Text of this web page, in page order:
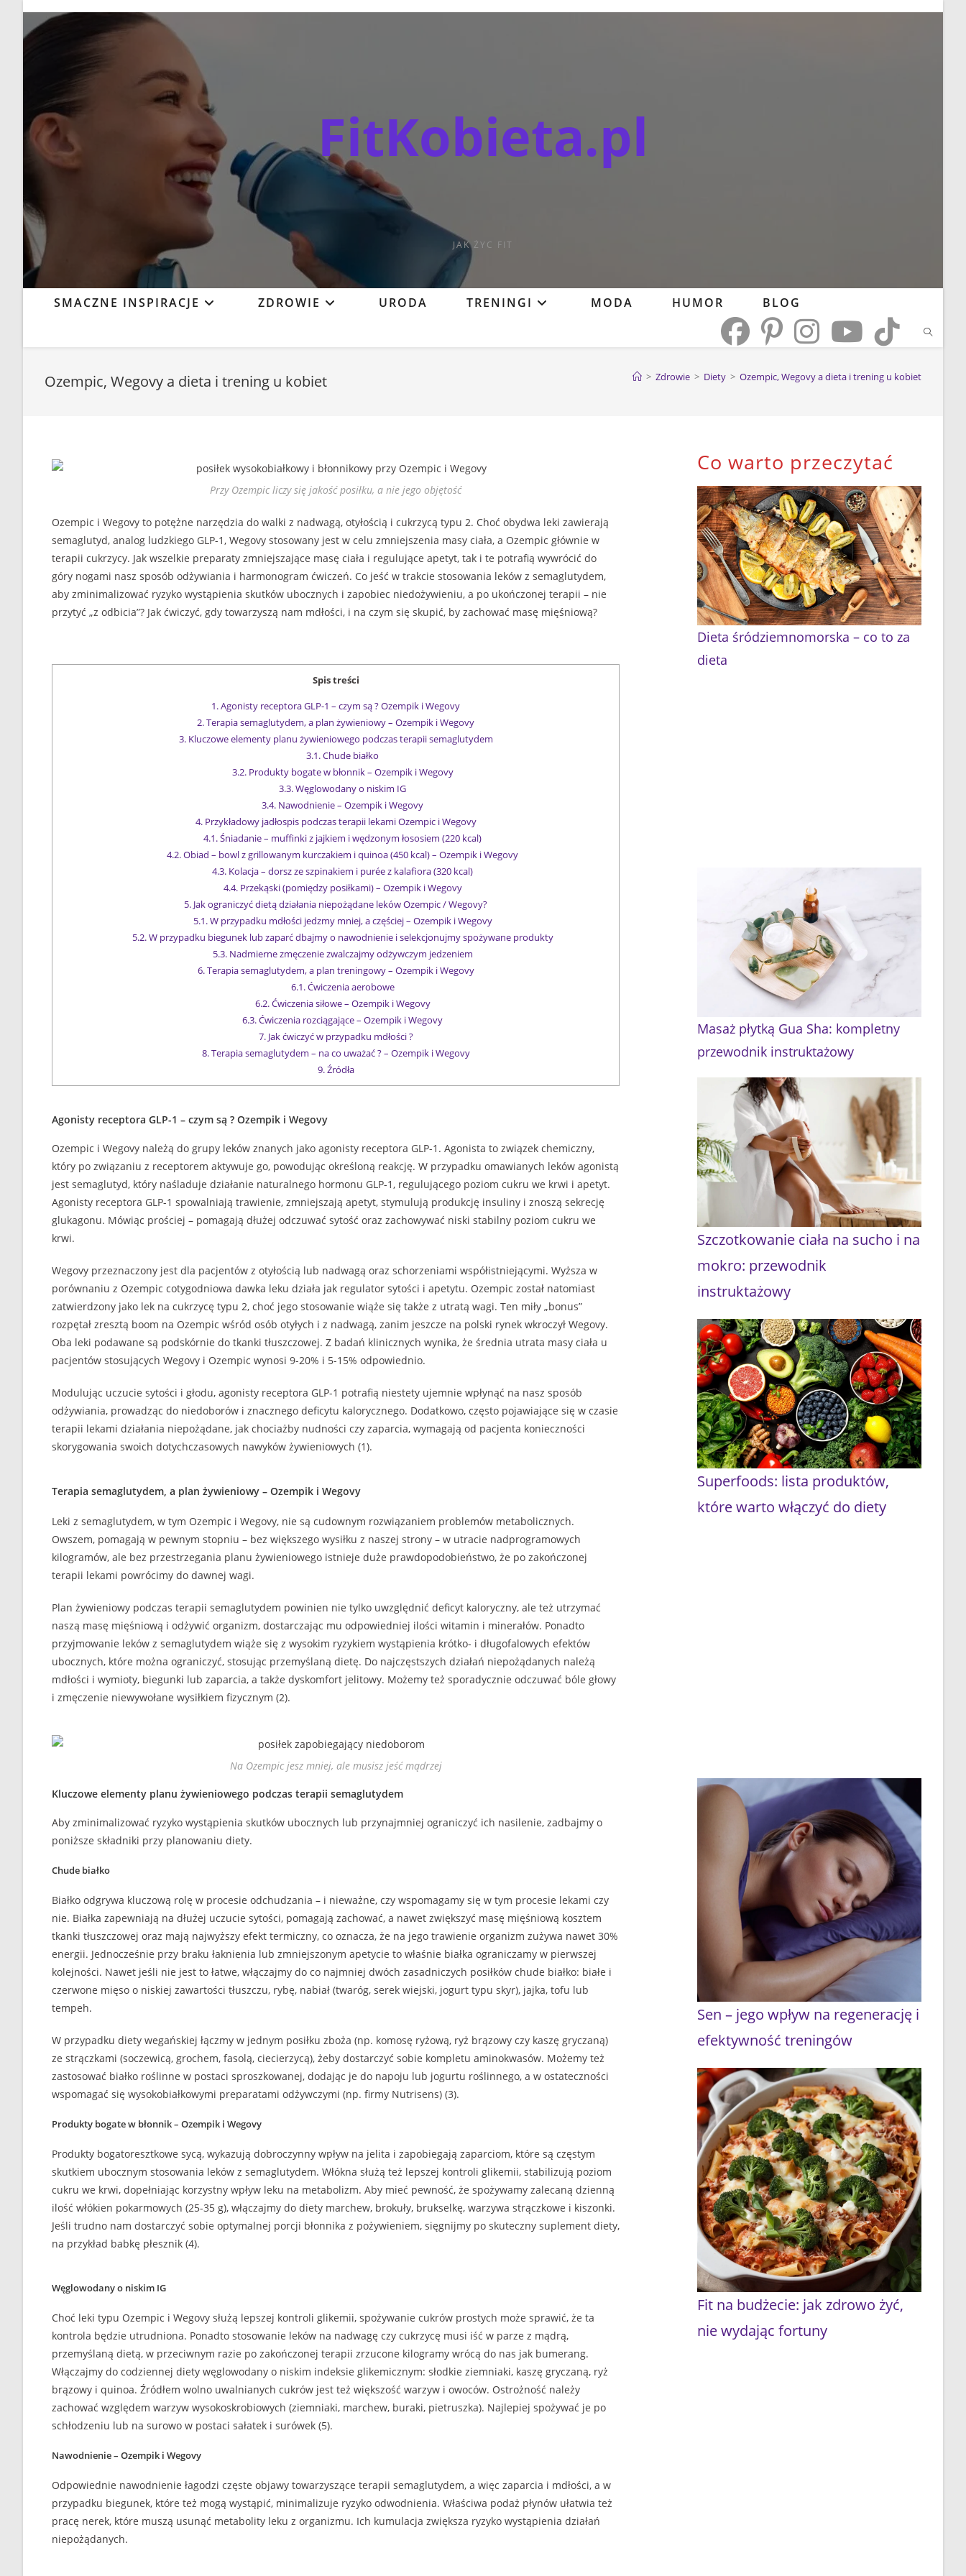
FitKobieta.pl
JAK ŻYC FIT
SMACZNE INSPIRACJE ZDROWIE URODA TRENINGI MODA HUMOR BLOG
Ozempic, Wegovy a dieta i trening u kobiet > Zdrowie > Diety > Ozempic, Wegovy a dieta i trening u kobiet
Przy Ozempic liczy się jakość posiłku, a nie jego objętość
Ozempic i Wegovy to potężne narzędzia do walki z nadwagą, otyłością i cukrzycą typu 2. Choć obydwa leki zawierają
semaglutyd, analog ludzkiego GLP-1, Wegovy stosowany jest w celu zmniejszenia masy ciała, a Ozempic głównie w
terapii cukrzycy. Jak wszelkie preparaty zmniejszające masę ciała i regulujące apetyt, tak i te potrafią wywrócić do
góry nogami nasz sposób odżywiania i harmonogram ćwiczeń. Co jeść w trakcie stosowania leków z semaglutydem,
aby zminimalizować ryzyko wystąpienia skutków ubocznych i zapobiec niedożywieniu, a po ukończonej terapii – nie
przytyć „z odbicia”? Jak ćwiczyć, gdy towarzyszą nam mdłości, i na czym się skupić, by zachować masę mięśniową?
Spis treści
1.Agonisty receptora GLP-1 – czym są ? Ozempik i Wegovy
2.Terapia semaglutydem, a plan żywieniowy – Ozempik i Wegovy
3.Kluczowe elementy planu żywieniowego podczas terapii semaglutydem
3.1.Chude białko
3.2.Produkty bogate w błonnik – Ozempik i Wegovy
3.3.Węglowodany o niskim IG
3.4. Nawodnienie – Ozempik i Wegovy
4.Przykładowy jadłospis podczas terapii lekami Ozempic i Wegovy
4.1.Śniadanie – muffinki z jajkiem i wędzonym łososiem (220 kcal)
4.2.Obiad – bowl z grillowanym kurczakiem i quinoa (450 kcal) – Ozempik i Wegovy
4.3. Kolacja – dorsz ze szpinakiem i purée z kalafiora (320 kcal)
4.4.Przekąski (pomiędzy posiłkami) – Ozempik i Wegovy
5. Jak ograniczyć dietą działania niepożądane leków Ozempic / Wegovy?
5.1.W przypadku mdłości jedzmy mniej, a częściej – Ozempik i Wegovy
5.2.W przypadku biegunek lub zaparć dbajmy o nawodnienie i selekcjonujmy spożywane produkty
5.3.Nadmierne zmęczenie zwalczajmy odżywczym jedzeniem
6.Terapia semaglutydem, a plan treningowy – Ozempik i Wegovy
6.1.Ćwiczenia aerobowe
6.2.Ćwiczenia siłowe – Ozempik i Wegovy
6.3.Ćwiczenia rozciągające – Ozempik i Wegovy
7.Jak ćwiczyć w przypadku mdłości ?
8.Terapia semaglutydem – na co uważać ? – Ozempik i Wegovy
9.Źródła
Agonisty receptora GLP-1 – czym są ? Ozempik i Wegovy
Ozempic i Wegovy należą do grupy leków znanych jako agonisty receptora GLP-1. Agonista to związek chemiczny,
który po związaniu z receptorem aktywuje go, powodując określoną reakcję. W przypadku omawianych leków agonistą
jest semaglutyd, który naśladuje działanie naturalnego hormonu GLP-1, regulującego poziom cukru we krwi i apetyt.
Agonisty receptora GLP-1 spowalniają trawienie, zmniejszają apetyt, stymulują produkcję insuliny i znoszą sekrecję
glukagonu. Mówiąc prościej – pomagają dłużej odczuwać sytość oraz zachowywać niski stabilny poziom cukru we
krwi.
Wegovy przeznaczony jest dla pacjentów z otyłością lub nadwagą oraz schorzeniami współistniejącymi. Wyższa w
porównaniu z Ozempic cotygodniowa dawka leku działa jak regulator sytości i apetytu. Ozempic został natomiast
zatwierdzony jako lek na cukrzycę typu 2, choć jego stosowanie wiąże się także z utratą wagi. Ten miły „bonus”
rozpętał zresztą boom na Ozempic wśród osób otyłych i z nadwagą, zanim jeszcze na polski rynek wkroczył Wegovy.
Oba leki podawane są podskórnie do tkanki tłuszczowej. Z badań klinicznych wynika, że średnia utrata masy ciała u
pacjentów stosujących Wegovy i Ozempic wynosi 9-20% i 5-15% odpowiednio.
Modulując uczucie sytości i głodu, agonisty receptora GLP-1 potrafią niestety ujemnie wpłynąć na nasz sposób
odżywiania, prowadząc do niedoborów i znacznego deficytu kalorycznego. Dodatkowo, często pojawiające się w czasie
terapii lekami działania niepożądane, jak chociażby nudności czy zaparcia, wymagają od pacjenta konieczności
skorygowania swoich dotychczasowych nawyków żywieniowych (1).
Terapia semaglutydem, a plan żywieniowy – Ozempik i Wegovy
Leki z semaglutydem, w tym Ozempic i Wegovy, nie są cudownym rozwiązaniem problemów metabolicznych.
Owszem, pomagają w pewnym stopniu – bez większego wysiłku z naszej strony – w utracie nadprogramowych
kilogramów, ale bez przestrzegania planu żywieniowego istnieje duże prawdopodobieństwo, że po zakończonej
terapii lekami powrócimy do dawnej wagi.
Plan żywieniowy podczas terapii semaglutydem powinien nie tylko uwzględnić deficyt kaloryczny, ale też utrzymać
naszą masę mięśniową i odżywić organizm, dostarczając mu odpowiedniej ilości witamin i minerałów. Ponadto
przyjmowanie leków z semaglutydem wiąże się z wysokim ryzykiem wystąpienia krótko- i długofalowych efektów
ubocznych, które można ograniczyć, stosując przemyślaną dietę. Do najczęstszych działań niepożądanych należą
mdłości i wymioty, biegunki lub zaparcia, a także dyskomfort jelitowy. Możemy też sporadycznie odczuwać bóle głowy
i zmęczenie niewywołane wysiłkiem fizycznym (2).
Na Ozempic jesz mniej, ale musisz jeść mądrzej
Kluczowe elementy planu żywieniowego podczas terapii semaglutydem
Aby zminimalizować ryzyko wystąpienia skutków ubocznych lub przynajmniej ograniczyć ich nasilenie, zadbajmy o
poniższe składniki przy planowaniu diety.
Chude białko
Białko odgrywa kluczową rolę w procesie odchudzania – i nieważne, czy wspomagamy się w tym procesie lekami czy
nie. Białka zapewniają na dłużej uczucie sytości, pomagają zachować, a nawet zwiększyć masę mięśniową kosztem
tkanki tłuszczowej oraz mają najwyższy efekt termiczny, co oznacza, że na jego trawienie organizm zużywa nawet 30%
energii. Jednocześnie przy braku łaknienia lub zmniejszonym apetycie to właśnie białka ograniczamy w pierwszej
kolejności. Nawet jeśli nie jest to łatwe, włączajmy do co najmniej dwóch zasadniczych posiłków chude białko: białe i
czerwone mięso o niskiej zawartości tłuszczu, rybę, nabiał (twaróg, serek wiejski, jogurt typu skyr), jajka, tofu lub
tempeh.
W przypadku diety wegańskiej łączmy w jednym posiłku zboża (np. komosę ryżową, ryż brązowy czy kaszę gryczaną)
ze strączkami (soczewicą, grochem, fasolą, ciecierzycą), żeby dostarczyć sobie kompletu aminokwasów. Możemy też
zastosować białko roślinne w postaci sproszkowanej, dodając je do napoju lub jogurtu roślinnego, a w ostateczności
wspomagać się wysokobiałkowymi preparatami odżywczymi (np. firmy Nutrisens) (3).
Produkty bogate w błonnik – Ozempik i Wegovy
Produkty bogatoresztkowe sycą, wykazują dobroczynny wpływ na jelita i zapobiegają zaparciom, które są częstym
skutkiem ubocznym stosowania leków z semaglutydem. Włókna służą też lepszej kontroli glikemii, stabilizują poziom
cukru we krwi, dopełniając korzystny wpływ leku na metabolizm. Aby mieć pewność, że spożywamy zalecaną dzienną
ilość włókien pokarmowych (25-35 g), włączajmy do diety marchew, brokuły, brukselkę, warzywa strączkowe i kiszonki.
Jeśli trudno nam dostarczyć sobie optymalnej porcji błonnika z pożywieniem, sięgnijmy po skuteczny suplement diety,
na przykład babkę płesznik (4).
Węglowodany o niskim IG
Choć leki typu Ozempic i Wegovy służą lepszej kontroli glikemii, spożywanie cukrów prostych może sprawić, że ta
kontrola będzie utrudniona. Ponadto stosowanie leków na nadwagę czy cukrzycę musi iść w parze z mądrą,
przemyślaną dietą, w przeciwnym razie po zakończonej terapii zrzucone kilogramy wrócą do nas jak bumerang.
Włączajmy do codziennej diety węglowodany o niskim indeksie glikemicznym: słodkie ziemniaki, kaszę gryczaną, ryż
brązowy i quinoa. Źródłem wolno uwalnianych cukrów jest też większość warzyw i owoców. Ostrożność należy
zachować względem warzyw wysokoskrobiowych (ziemniaki, marchew, buraki, pietruszka). Najlepiej spożywać je po
schłodzeniu lub na surowo w postaci sałatek i surówek (5).
Nawodnienie – Ozempik i Wegovy
Odpowiednie nawodnienie łagodzi częste objawy towarzyszące terapii semaglutydem, a więc zaparcia i mdłości, a w
przypadku biegunek, które też mogą wystąpić, minimalizuje ryzyko odwodnienia. Właściwa podaż płynów ułatwia też
pracę nerek, które muszą usunąć metabolity leku z organizmu. Ich kumulacja zwiększa ryzyko wystąpienia działań
niepożądanych.
Co warto przeczytać
Dieta śródziemnomorska – co to za
dieta
Masaż płytką Gua Sha: kompletny
przewodnik instruktażowy
Szczotkowanie ciała na sucho i na
mokro: przewodnik
instruktażowy
Superfoods: lista produktów,
które warto włączyć do diety
Sen – jego wpływ na regenerację i
efektywność treningów
Fit na budżecie: jak zdrowo żyć,
nie wydając fortuny